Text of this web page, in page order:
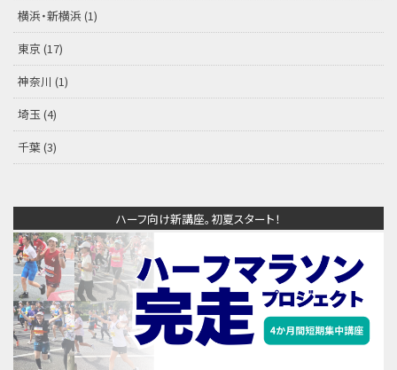
横浜・新横浜 (1)
東京 (17)
神奈川 (1)
埼玉 (4)
千葉 (3)
ハーフ向け新講座。初夏スタート！